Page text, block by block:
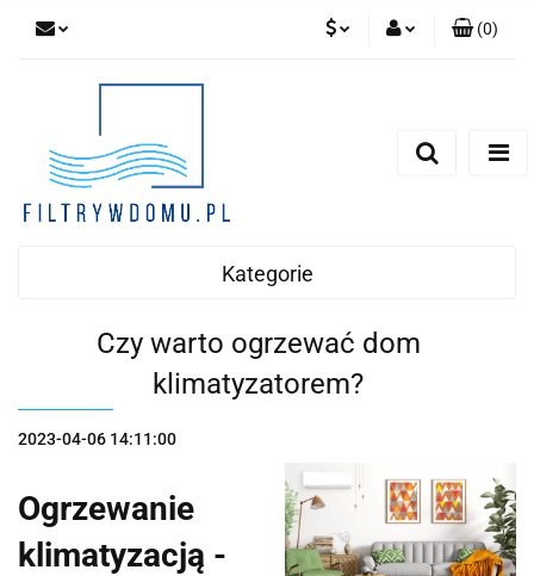
(0)
Kategorie
Czy warto ogrzewać dom
klimatyzatorem?
2023-04-06 14:11:00
Ogrzewanie
klimatyzacją -